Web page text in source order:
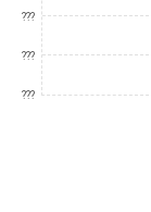
???
???
???